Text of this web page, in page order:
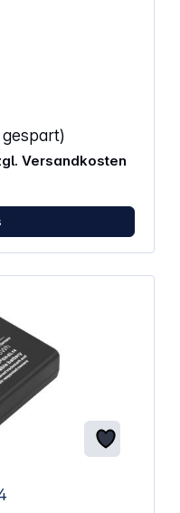
D3200, D3300,
Versandkosten